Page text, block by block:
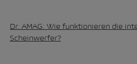
Dr. AMAG: Wie funktionieren die
Scheinwerfer?